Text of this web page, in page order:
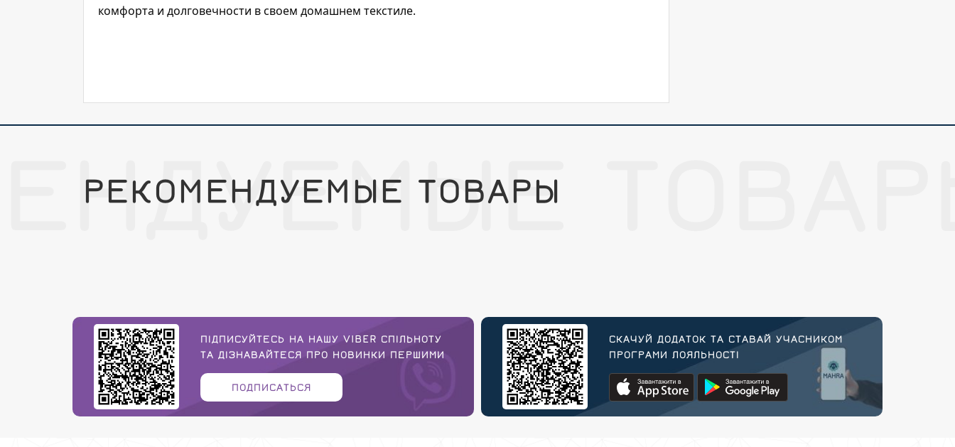
комфорта и долговечности в своем домашнем текстиле.
РЕКОМЕНДУЕМЫЕ ТОВАРЫ
ПІДПИСУЙТЕСЬ НА НАШУ VIBER СПІЛЬНОТУ
ТА ДІЗНАВАЙТЕСЯ ПРО НОВИНКИ ПЕРШИМИ
ПОДПИСАТЬСЯ
СКАЧУЙ ДОДАТОК ТА СТАВАЙ УЧАСНИКОМ
ПРОГРАМИ ЛОЯЛЬНОСТІ